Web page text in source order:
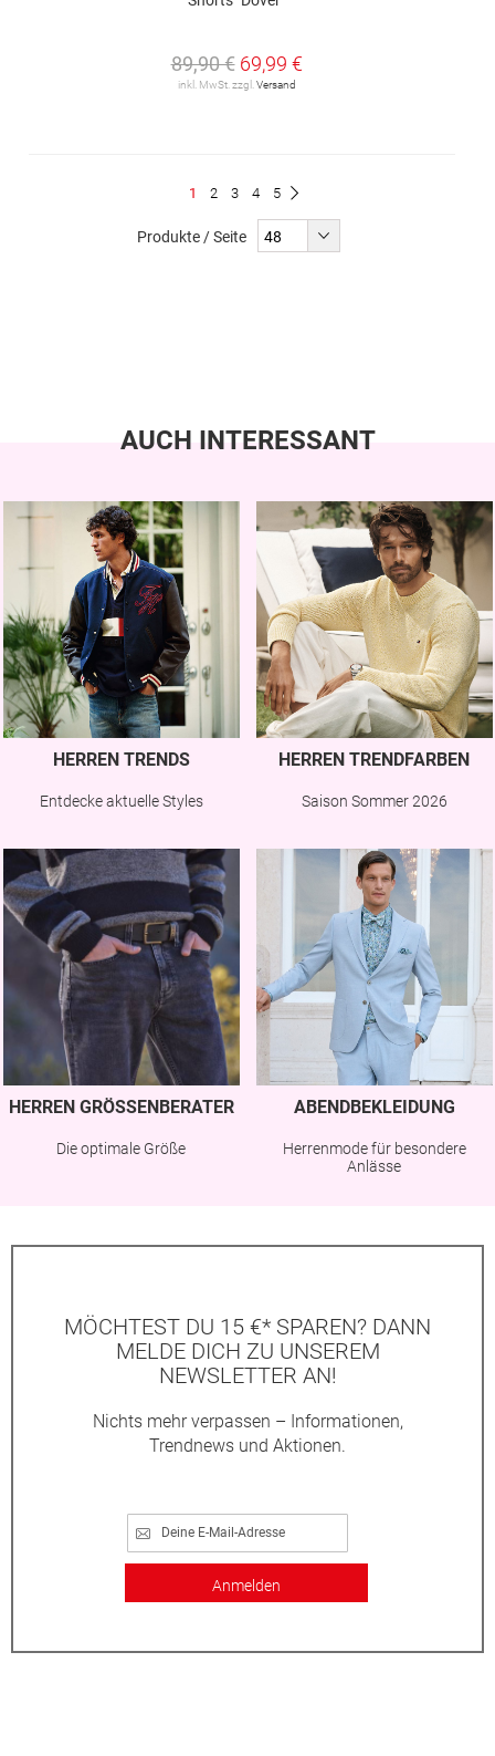
89,90 € 69,99 €
inkl. MwSt. zzgl. Versand
Du
1 Seite
2 Seite
3 Seite
4 Seite
5
Produkte / Seite
AUCH INTERESSANT
HERREN TRENDS
Entdecke aktuelle Styles
HERREN TRENDFARBEN
Saison Sommer 2026
HERREN GRÖSSENBERATER
Die optimale Größe
ABENDBEKLEIDUNG
Herrenmode für besondere
Anlässe
MÖCHTEST DU 15 €* SPAREN? DANN
MELDE DICH ZU UNSEREM
NEWSLETTER AN!
Nichts mehr verpassen – Informationen,
Trendnews und Aktionen.
Anmelden